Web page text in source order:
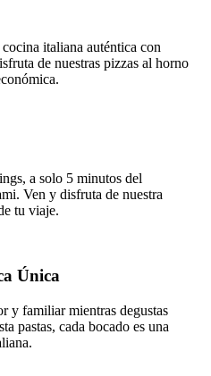
italiana auténtica con
de nuestras pizzas al horno
a solo 5 minutos del
Ven y disfruta de nuestra
tu viaje.
Única
y familiar mientras degustas
pastas, cada bocado es una